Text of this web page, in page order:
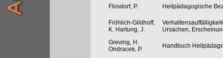
Flosdorf, P. Heilpädagogische
Fröhlich-Gildhoff,
K. Hartung, J.
Ursachen,
Greving, H.
Ondracek, P.
Handbuch